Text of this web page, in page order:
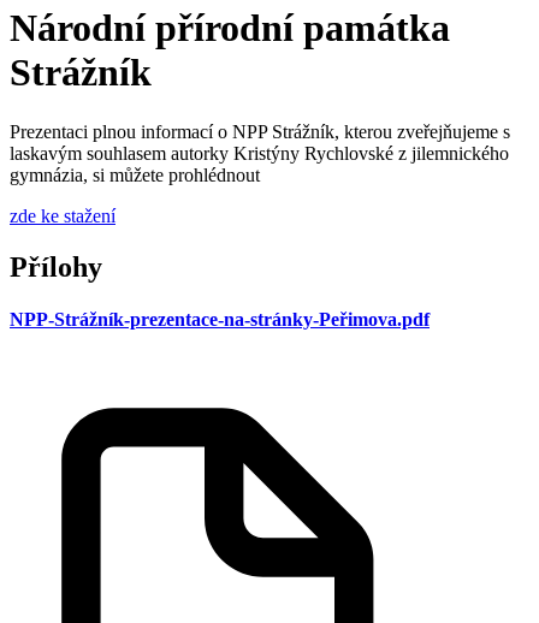
Národní přírodní památka
Strážník
Prezentaci plnou informací o NPP Strážník, kterou zveřejňujeme s
laskavým souhlasem autorky Kristýny Rychlovské z jilemnického
gymnázia, si můžete prohlédnout
zde ke stažení
Přílohy
NPP-Strážník-prezentace-na-stránky-Peřimova.pdf